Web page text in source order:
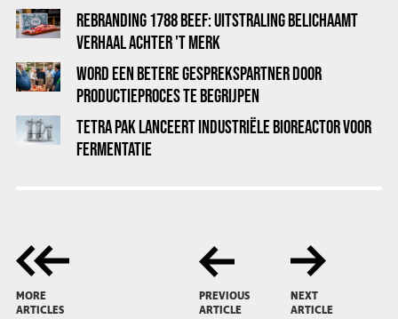
REBRANDING 1788 BEEF: UITSTRALING BELICHAAMT
VERHAAL ACHTER 'T MERK
WORD EEN BETERE GESPREKSPARTNER DOOR
PRODUCTIEPROCES TE BEGRIJPEN
TETRA PAK LANCEERT INDUSTRIËLE BIOREACTOR VOOR
FERMENTATIE
MORE
ARTICLES
PREVIOUS
ARTICLE
NEXT
ARTICLE